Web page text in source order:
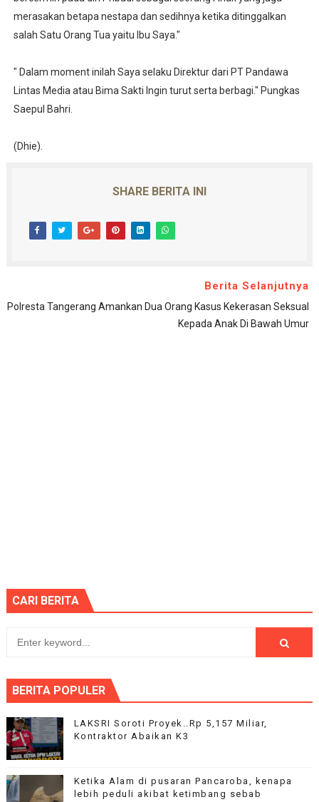
merasakan betapa nestapa dan sedihnya ketika ditinggalkan
salah Satu Orang Tua yaitu Ibu Saya."
" Dalam moment inilah Saya selaku Direktur dari PT Pandawa
Lintas Media atau Bima Sakti Ingin turut serta berbagi." Pungkas
Saepul Bahri.
(Dhie).
SHARE BERITA INI
Berita Selanjutnya
Polresta Tangerang Amankan Dua Orang Kasus Kekerasan Seksual
Kepada Anak Di Bawah Umur
CARI BERITA
BERITA POPULER
LAKSRI Soroti Proyek..Rp 5,157 Miliar,
Kontraktor Abaikan K3
Ketika Alam di pusaran Pancaroba, kenapa
lebih peduli akibat ketimbang sebab